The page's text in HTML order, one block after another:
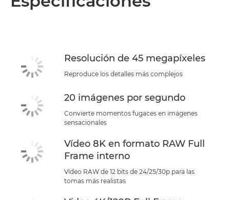
Resolución de 45 megapíxeles
Reproduce los detalles más complejos
20 imágenes por segundo
Convierte momentos fugaces en imágenes
sensacionales
Vídeo 8K en formato RAW Full
Frame interno
Vídeo RAW de 12 bits de 24/25/30p para las
tomas más realistas